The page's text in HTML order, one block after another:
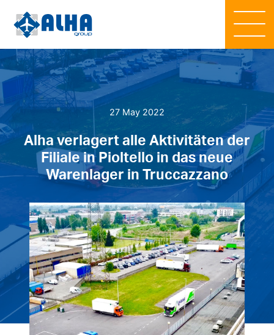
27 May 2022
Alha verlagert alle Aktivitäten der
Filiale in Pioltello in das neue
Warenlager in Truccazzano